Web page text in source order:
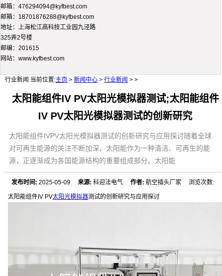
邮箱：476294094@kyfbest.com
邮箱：18701876288@kyfbest.com
地址：上海松江高科技工业园九泾路
325弄2号楼
邮编：201615
网站：www.kyfbest.com
行业新闻 当前位置:主页 > 新闻中心 > 行业新闻 > >
太阳能组件IV PV太阳光模拟器测试;太阳能组件
IV PV太阳光模拟器测试的创新研究
太阳能组件IVPV太阳光模拟器测试的创新研究与应用探讨随着全球
对可再生能源的关注不断加深，太阳能作为一种清洁、可再生的能
源，正逐渐成为各国能源结构的重要组成部分。太阳能
发布时间: 2025-05-09来源: 科迎法电气作者: 航空插头厂家 浏览次数:
太阳能组件IV PV太阳光模拟器测试的创新研究与应用探讨